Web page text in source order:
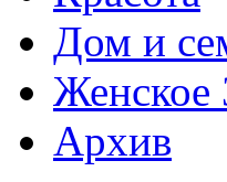
Дом и
Женское
Архив